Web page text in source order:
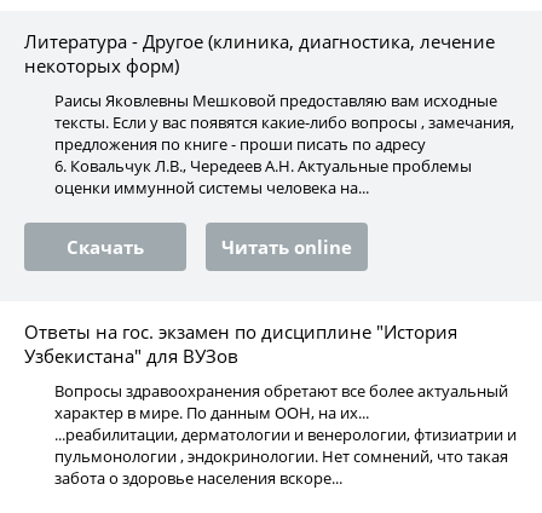
Литература - Другое (клиника, диагностика, лечение
некоторых форм)
Раисы Яковлевны Мешковой предоставляю вам исходные
тексты. Если у вас появятся какие-либо вопросы , замечания,
предложения по книге - проши писать по адресу
6. Ковальчук Л.В., Чередеев А.Н. Актуальные проблемы
оценки иммунной системы человека на...
Скачать Читать online
Ответы на гос. экзамен по дисциплине "История
Узбекистана" для ВУЗов
Вопросы здравоохранения обретают все более актуальный
характер в мире. По данным ООН, на их...
...реабилитации, дерматологии и венерологии, фтизиатрии и
пульмонологии , эндокринологии. Нет сомнений, что такая
забота о здоровье населения вскоре...